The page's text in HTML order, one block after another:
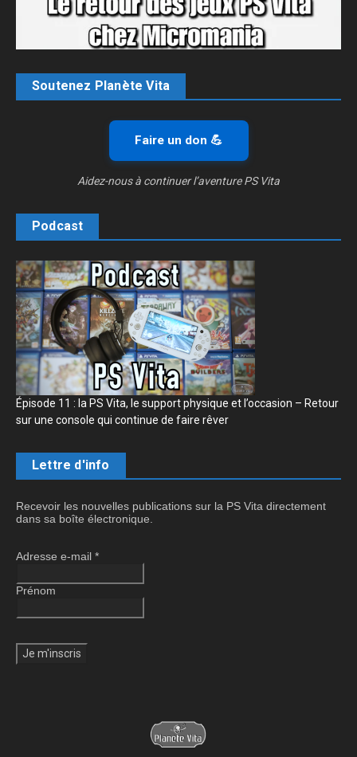
Soutenez Planète Vita
Faire un don 💪
Aidez-nous à continuer l’aventure PS Vita
Podcast
Épisode 11 : la PS Vita, le support physique et l’occasion – Retour
sur une console qui continue de faire rêver
Lettre d'info
Recevoir les nouvelles publications sur la PS Vita directement
dans sa boîte électronique.
Adresse e-mail *
Prénom